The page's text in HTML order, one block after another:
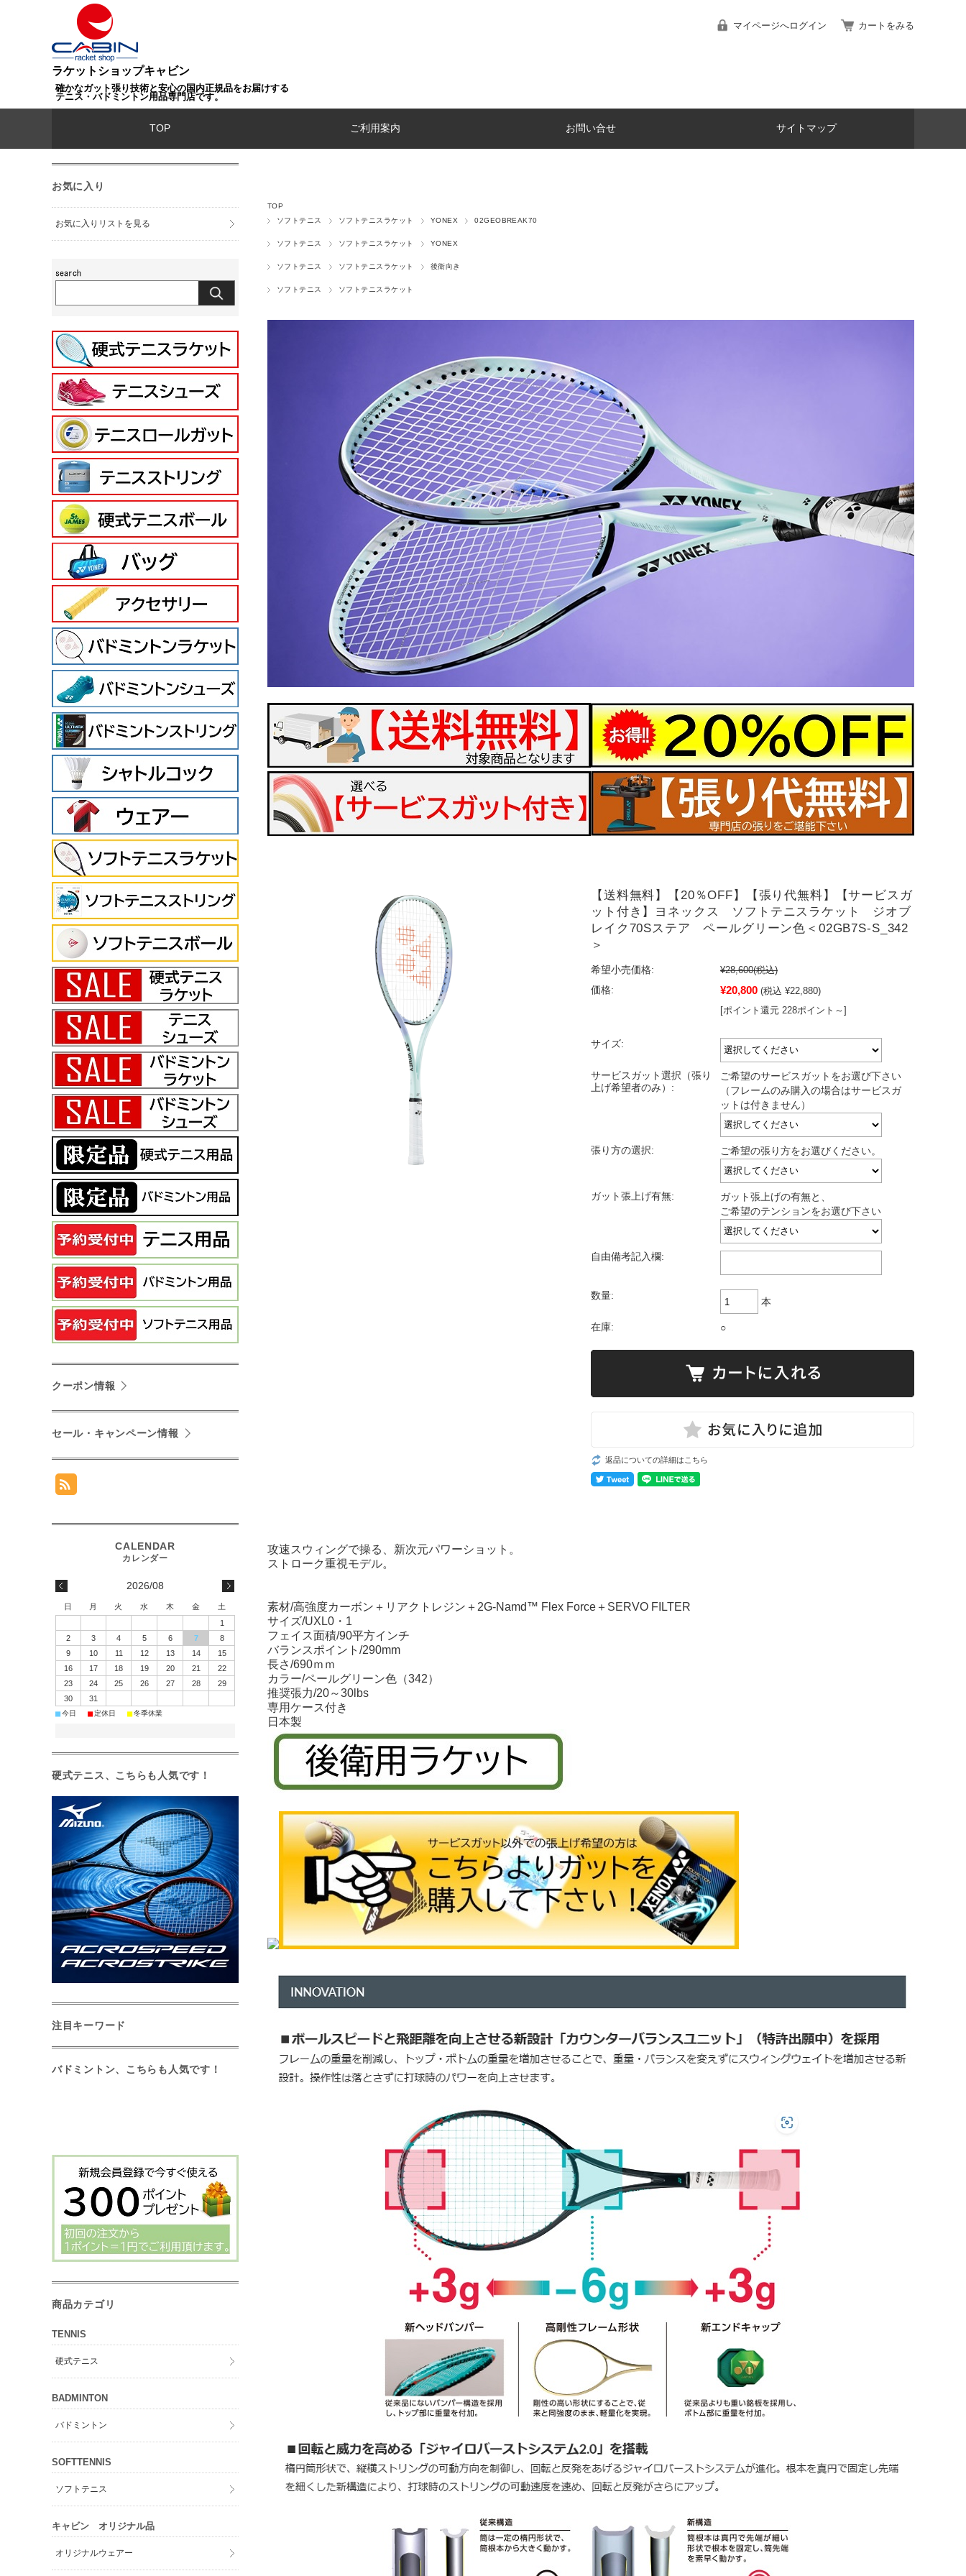
ラケットショップキャビン
確かなガット張り技術と安心の国内正規品をお届けする
テニス・バドミントン用品専門店です。
マイページへログイン カートをみる
TOP ご利用案内 お問い合せ サイトマップ
TOP
ソフトテニス
ソフトテニスラケット YONEX 02GEOBREAK70
ソフトテニス ソフトテニスラケット YONEX
ソフトテニス ソフトテニスラケット 後衛向き
ソフトテニス ソフトテニスラケット
【送料無料】【20％OFF】【張り代無料】【サービスガ
ット付き】ヨネックス ソフトテニスラケット ジオブ
レイク70Sステア ペールグリーン色＜02GB7S-S_342
＞
希望小売価格: ¥28,600(税込)
価格:
¥20,800 (税込 ¥22,880)
[ポイント還元 228ポイント～]
サイズ:
サービスガット選択（張り
上げ希望者のみ）:
ご希望のサービスガットをお選び下さい
（フレームのみ購入の場合はサービスガ
ットは付きません）
張り方の選択: ご希望の張り方をお選びください。
ガット張上げ有無:
ガット張上げの有無と、
ご希望のテンションをお選び下さい
自由備考記入欄:
数量:
本
在庫: ○
返品についての詳細はこちら
攻速スウィングで操る、新次元パワーショット。
ストローク重視モデル。
素材/高強度カーボン＋リアクトレジン＋2G-Namd™ Flex Force＋SERVO FILTER
サイズ/UXL0・1
フェイス面積/90平方インチ
バランスポイント/290mm
長さ/690ｍｍ
カラー/ペールグリーン色（342）
推奨張力/20～30lbs
専用ケース付き
日本製
お気に入り
お気に入りリストを見る
クーポン情報
セール・キャンペーン情報
2026/08
日 月 火 水 木 金
土
1
2
3 4 5 6 7
8
9
10 11 12 13 14
15
16
17 18 19 20 21
22
23
24 25 26 27 28
29
30
31
■今日 ■定休日 ■冬季休業
硬式テニス、こちらも人気です！
注目キーワード
バドミントン、こちらも人気です！
商品カテゴリ
TENNIS
硬式テニス
BADMINTON
バドミントン
SOFTTENNIS
ソフトテニス
キャビン オリジナル品
オリジナルウェアー